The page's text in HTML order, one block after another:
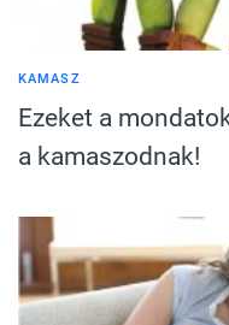
KAMASZ
Ezeket a
a kamaszodnak!